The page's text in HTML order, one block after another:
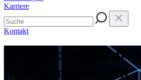
Karriere
Kontakt
Wie Blockchain die
intelligenter macht